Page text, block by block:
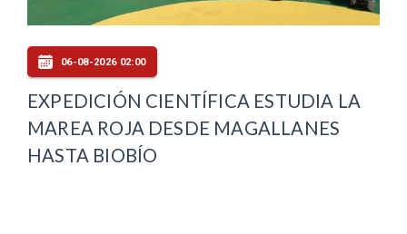
06-08-2026 02:00
EXPEDICIÓN CIENTÍFICA ESTUDIA LA
MAREA ROJA DESDE MAGALLANES
HASTA BIOBÍO